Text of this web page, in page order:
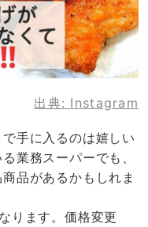
出典: Instagram
手に入るのは嬉しい
業務スーパーでも、
品があるかもしれま
ります。価格変更